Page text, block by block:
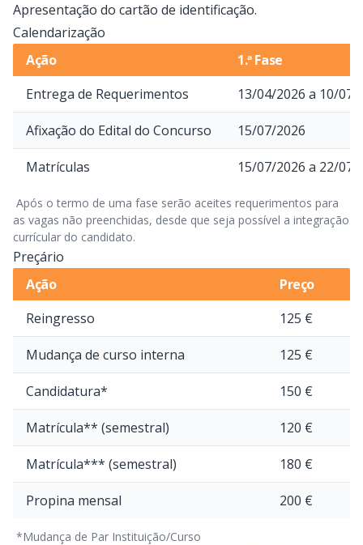
Apresentação do cartão de identificação.
Calendarização
Ação
1.ª Fase
Entrega de Requerimentos
13/04/2026 a 10/07/
Afixação do Edital do Concurso 15/07/2026
Matrículas 15/07/2026 a 22/07/
as vagas não preenchidas, desde que seja possível a integração
currícular do candidato.
Preçário
Ação
Preço
Reingresso
125 €
Mudança de curso interna 125 €
Candidatura* 150 €
Matrícula** (semestral) 120 €
Matrícula*** (semestral) 180 €
Propina mensal 200 €
*Mudança de Par Instituição/Curso